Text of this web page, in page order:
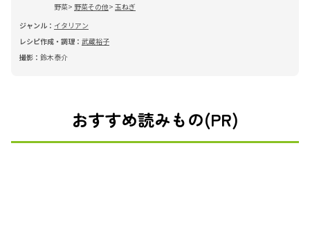
野菜
野菜その他 玉ねぎ
ジャンル： イタリアン
レシピ作成・調理： 武蔵裕子
撮影： 鈴木泰介
おすすめ読みもの(PR)